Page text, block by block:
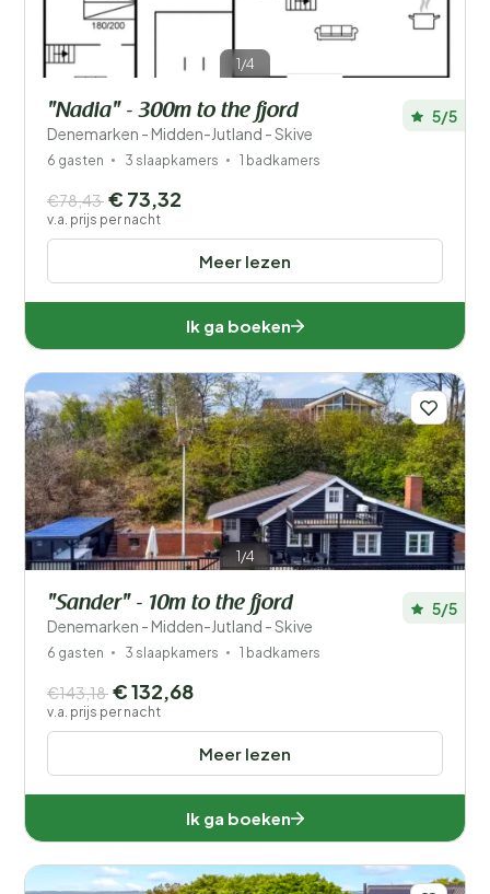
1/4
"Nadia" - 300m to the fjord
Denemarken - Midden-Jutland - Skive
5/5
6 gasten 3 slaapkamers 1 badkamers
Meer lezen
€78,43 € 73,32
v.a. prijs per nacht
Ik ga boeken
1/4
"Sander" - 10m to the fjord
Denemarken - Midden-Jutland - Skive
5/5
6 gasten 3 slaapkamers 1 badkamers
Meer lezen
€143,18 € 132,68
v.a. prijs per nacht
Ik ga boeken